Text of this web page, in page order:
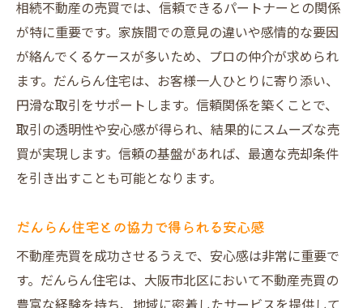
大阪市北区の不動産市場の現状分析
だんらん住宅の地域知識を活かした提案
売却プランの成功に必要な要素とは
地域密着型のアプローチが生む効果
地元ならではの情報を活用した売却方法
相続不動産売買で不安を解消するためのステッ
プ
不安を取り除くための具体的な対策
だんらん住宅による安心サポートの紹介
法的手続きの流れと注意点
相続不動産の売買では、信頼できるパートナーとの関係
が特に重要です。家族間での意見の違いや感情的な要因
が絡んでくるケースが多いため、プロの仲介が求められ
ます。だんらん住宅は、お客様一人ひとりに寄り添い、
円滑な取引をサポートします。信頼関係を築くことで、
取引の透明性や安心感が得られ、結果的にスムーズな売
買が実現します。信頼の基盤があれば、最適な売却条件
を引き出すことも可能となります。
だんらん住宅との協力で得られる安心感
不動産売買を成功させるうえで、安心感は非常に重要で
す。だんらん住宅は、大阪市北区において不動産売買の